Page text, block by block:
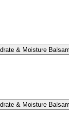
& Moisture
& Moisture